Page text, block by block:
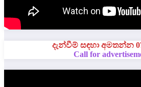
දැන්වීම් සඳහා අමතන්න
Call for